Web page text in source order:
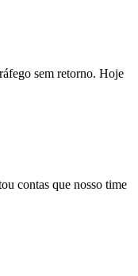
sem retorno. Hoje
contas que nosso time